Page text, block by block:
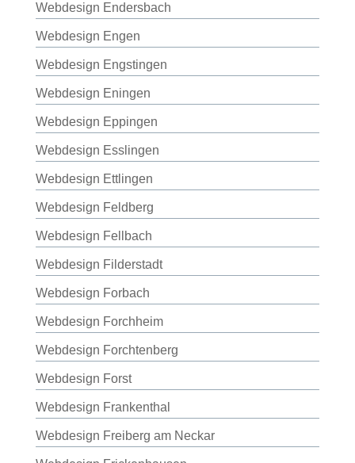
Webdesign Endersbach
Webdesign Engen
Webdesign Engstingen
Webdesign Eningen
Webdesign Eppingen
Webdesign Esslingen
Webdesign Ettlingen
Webdesign Feldberg
Webdesign Fellbach
Webdesign Filderstadt
Webdesign Forbach
Webdesign Forchheim
Webdesign Forchtenberg
Webdesign Forst
Webdesign Frankenthal
Webdesign Freiberg am Neckar